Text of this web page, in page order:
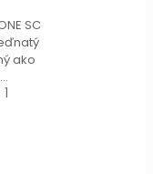
SC
ako